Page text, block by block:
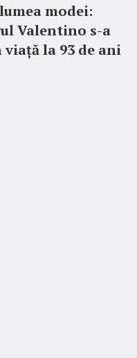
modei:
Valentino s-a
la 93 de ani